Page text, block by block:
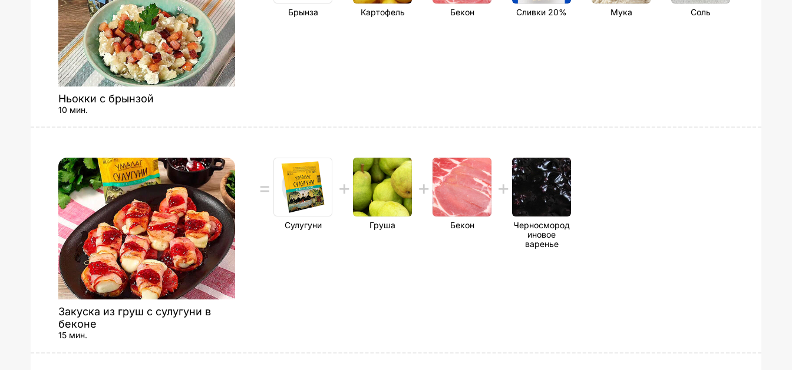
Ньокки с брынзой
10 мин.
Брынза Картофель Бекон Сливки 20% Мука Соль
Закуска из груш с сулугуни в
беконе
15 мин.
Сулугуни Груша Бекон
Черносмород
иновое
варенье